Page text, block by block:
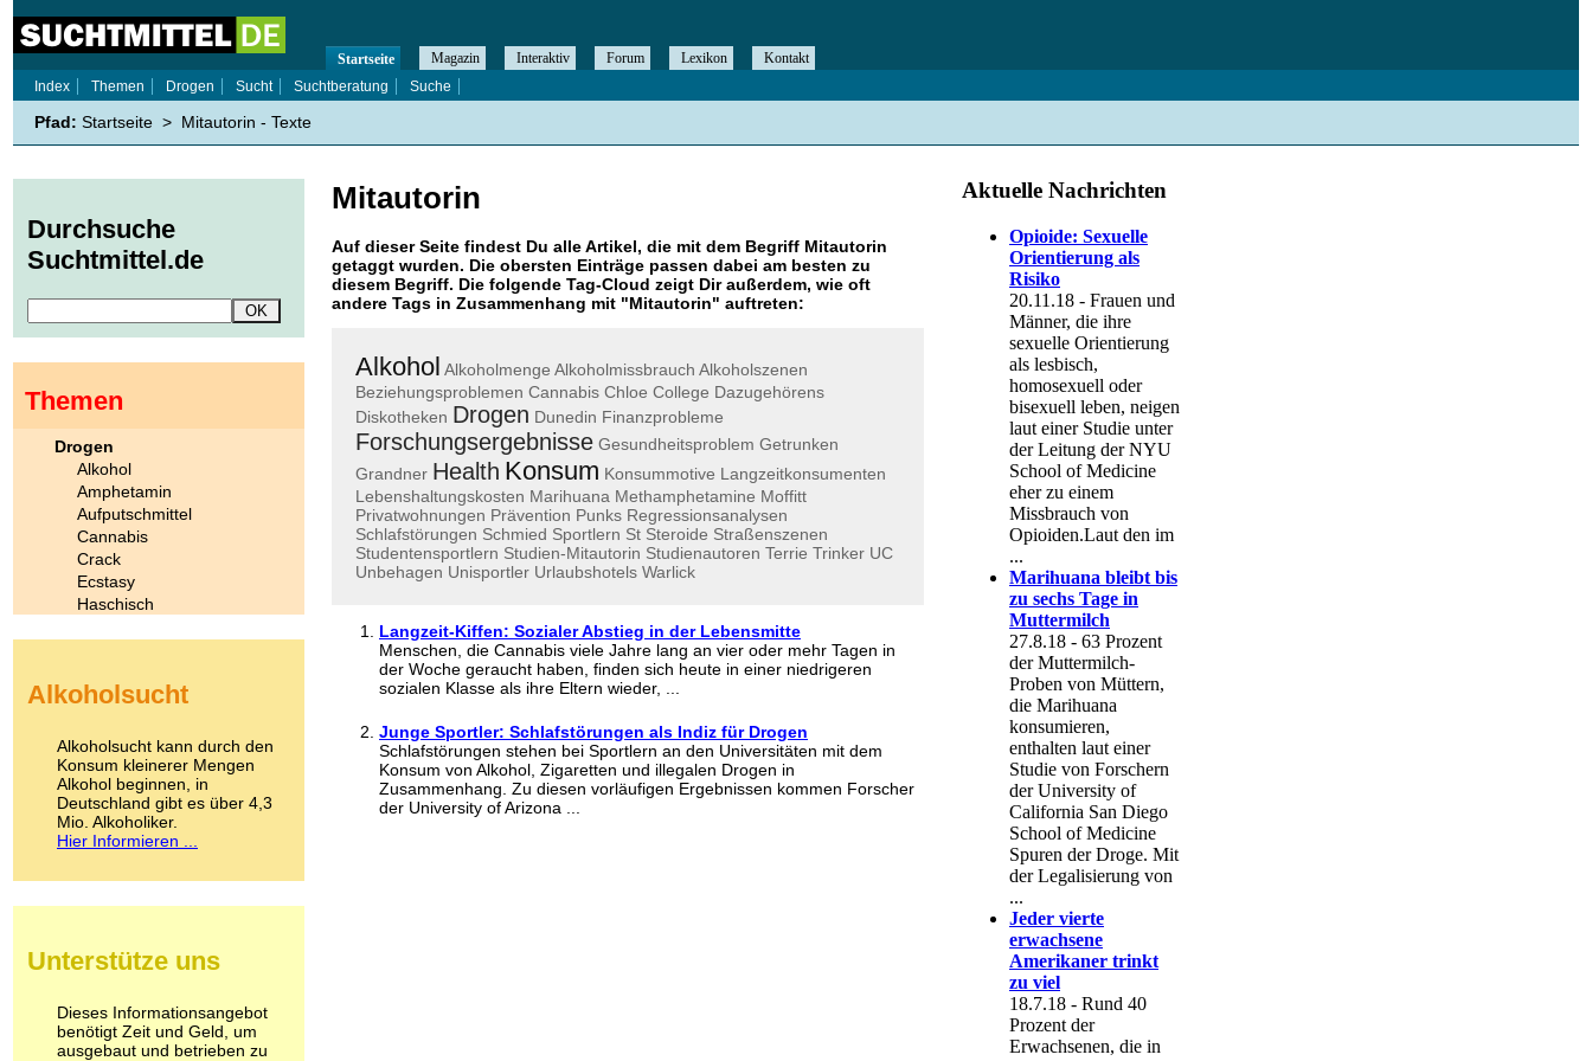
Mitautorin
Auf dieser Seite findest Du alle Artikel, die mit dem Begriff Mitautorin
getaggt wurden. Die obersten Einträge passen dabei am besten zu
diesem Begriff. Die folgende Tag-Cloud zeigt Dir außerdem, wie oft
andere Tags in Zusammenhang mit "Mitautorin" auftreten:
Alkohol Alkoholmenge Alkoholmissbrauch Alkoholszenen
Beziehungsproblemen Cannabis Chloe College Dazugehörens
Diskotheken Drogen Dunedin Finanzprobleme
Forschungsergebnisse Gesundheitsproblem Getrunken
Grandner Health Konsum Konsummotive Langzeitkonsumenten
Lebenshaltungskosten Marihuana Methamphetamine Moffitt
Privatwohnungen Prävention Punks Regressionsanalysen
Schlafstörungen Schmied Sportlern St Steroide Straßenszenen
Studentensportlern Studien-Mitautorin Studienautoren Terrie Trinker UC
Unbehagen Unisportler Urlaubshotels Warlick
Langzeit-Kiffen: Sozialer Abstieg in der Lebensmitte
Menschen, die Cannabis viele Jahre lang an vier oder mehr Tagen in
der Woche geraucht haben, finden sich heute in einer niedrigeren
sozialen Klasse als ihre Eltern wieder, ...
Junge Sportler: Schlafstörungen als Indiz für Drogen
Schlafstörungen stehen bei Sportlern an den Universitäten mit dem
Konsum von Alkohol, Zigaretten und illegalen Drogen in
Zusammenhang. Zu diesen vorläufigen Ergebnissen kommen Forscher
der University of Arizona ...
Startseite Magazin Interaktiv Forum Lexikon
Kontakt
Index
Themen Drogen Sucht Suchtberatung Suche
Pfad: Startseite > Mitautorin - Texte
Durchsuche
Suchtmittel.de
Themen
Drogen
Alkohol
Amphetamin
Aufputschmittel
Cannabis
Crack
Ecstasy
Haschisch
Kokain
LSD
Marihuana
Medikamente
Meskalin
Metamphetamin
Methadon
Pilze
Psychopharmaka
Schlafmittel
Schmerzmittel
Alkoholsucht
Alkoholsucht kann durch den
Konsum kleinerer Mengen
Alkohol beginnen, in
Deutschland gibt es über 4,3
Mio. Alkoholiker.
Hier Informieren ...
Unterstütze uns
Dieses Informationsangebot
benötigt Zeit und Geld, um
ausgebaut und betrieben zu